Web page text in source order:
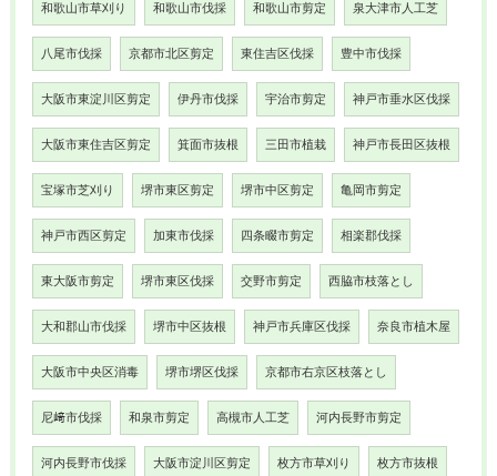
和歌山市草刈り 和歌山市伐採 和歌山市剪定 泉大津市人工芝
八尾市伐採 京都市北区剪定 東住吉区伐採 豊中市伐採
大阪市東淀川区剪定 伊丹市伐採 宇治市剪定 神戸市垂水区伐採
大阪市東住吉区剪定 箕面市抜根 三田市植栽 神戸市長田区抜根
宝塚市芝刈り 堺市東区剪定 堺市中区剪定 亀岡市剪定
神戸市西区剪定 加東市伐採 四条畷市剪定 相楽郡伐採
東大阪市剪定 堺市東区伐採 交野市剪定 西脇市枝落とし
大和郡山市伐採 堺市中区抜根 神戸市兵庫区伐採 奈良市植木屋
大阪市中央区消毒 堺市堺区伐採 京都市右京区枝落とし
尼﨑市伐採 和泉市剪定 高槻市人工芝 河内長野市剪定
河内長野市伐採 大阪市淀川区剪定 枚方市草刈り 枚方市抜根